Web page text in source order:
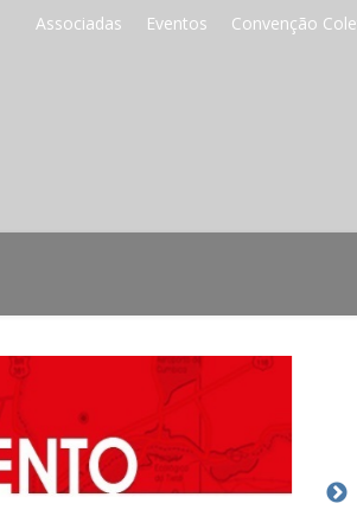
Convenção
Eventos
Associadas